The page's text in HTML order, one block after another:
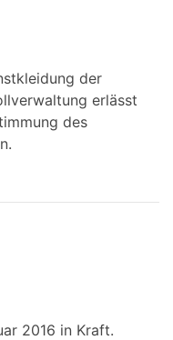
der
erlässt
des
2016 in Kraft.